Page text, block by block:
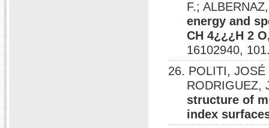
F.;
energy and
CH 4¿¿¿H 2
16102940,
26. POLITI, JOSÉ
RODRIGUEZ,
structure of
index